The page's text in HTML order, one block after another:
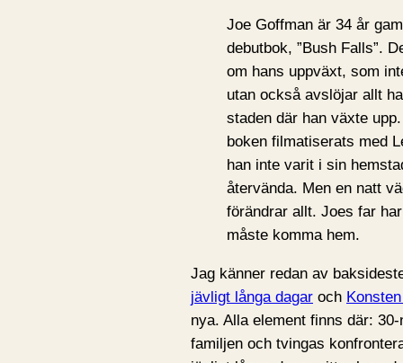
Joe Goffman är 34 år
debutbok, ”Bush Falls”.
om hans uppväxt, som
utan också avslöjar allt
staden där han växte
boken filmatiserats med
han inte varit i sin
återvända. Men en natt
förändrar allt. Joes far
måste komma hem.
Jag känner redan av
jävligt långa dagar och
nya. Alla element finns där:
familjen och tvingas